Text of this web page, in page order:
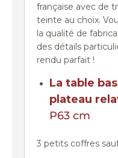
française avec de
teinte au choix.
la qualité de
des détails
rendu parfait !
La table
plateau
P63 cm
3 petits coffres